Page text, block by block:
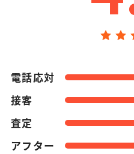
電話応対
接客
査定
アフター